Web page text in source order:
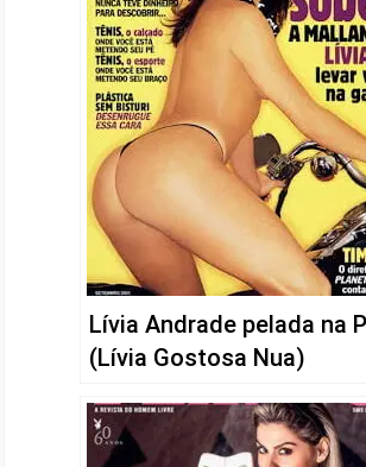
Lívia Andrade pelada na
(Lívia Gostosa Nua)